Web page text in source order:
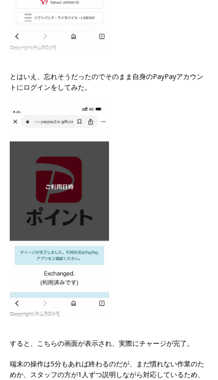
とはいえ、忘れそうだったのでそのまま自身のPayPayアカウン
トにログインをしてみた。
すると、こちらの画面が表示され、実際にチャージが完了。
端末の操作は5分もあれば終わるのだが、まだ慣れない作業のた
めか、スタッフの方が1人ずつ説明しながら対応しているため、